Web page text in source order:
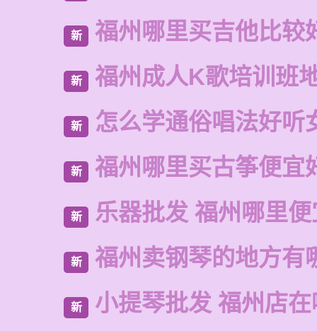
新 福州哪里买吉他比较
新 福州成人K歌培训班
新 怎么学通俗唱法好听
新 福州哪里买古筝便宜
新 乐器批发 福州哪里
新 福州卖钢琴的地方有
新 小提琴批发 福州店